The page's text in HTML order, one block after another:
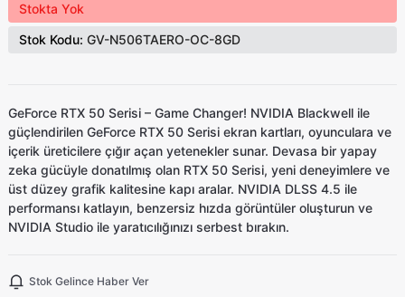
Stokta Yok
Stok Kodu: GV-N506TAERO-OC-8GD
GeForce RTX 50 Serisi – Game Changer! NVIDIA Blackwell ile
güçlendirilen GeForce RTX 50 Serisi ekran kartları, oyunculara ve
içerik üreticilere çığır açan yetenekler sunar. Devasa bir yapay
zeka gücüyle donatılmış olan RTX 50 Serisi, yeni deneyimlere ve
üst düzey grafik kalitesine kapı aralar. NVIDIA DLSS 4.5 ile
performansı katlayın, benzersiz hızda görüntüler oluşturun ve
NVIDIA Studio ile yaratıcılığınızı serbest bırakın.
Stok Gelince Haber Ver